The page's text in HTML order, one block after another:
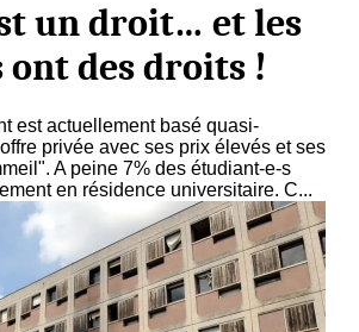
un droit… et les
des droits !
est actuellement basé quasi-
privée avec ses prix élevés et ses
A peine 7% des étudiant-e-s
en résidence universitaire. C...